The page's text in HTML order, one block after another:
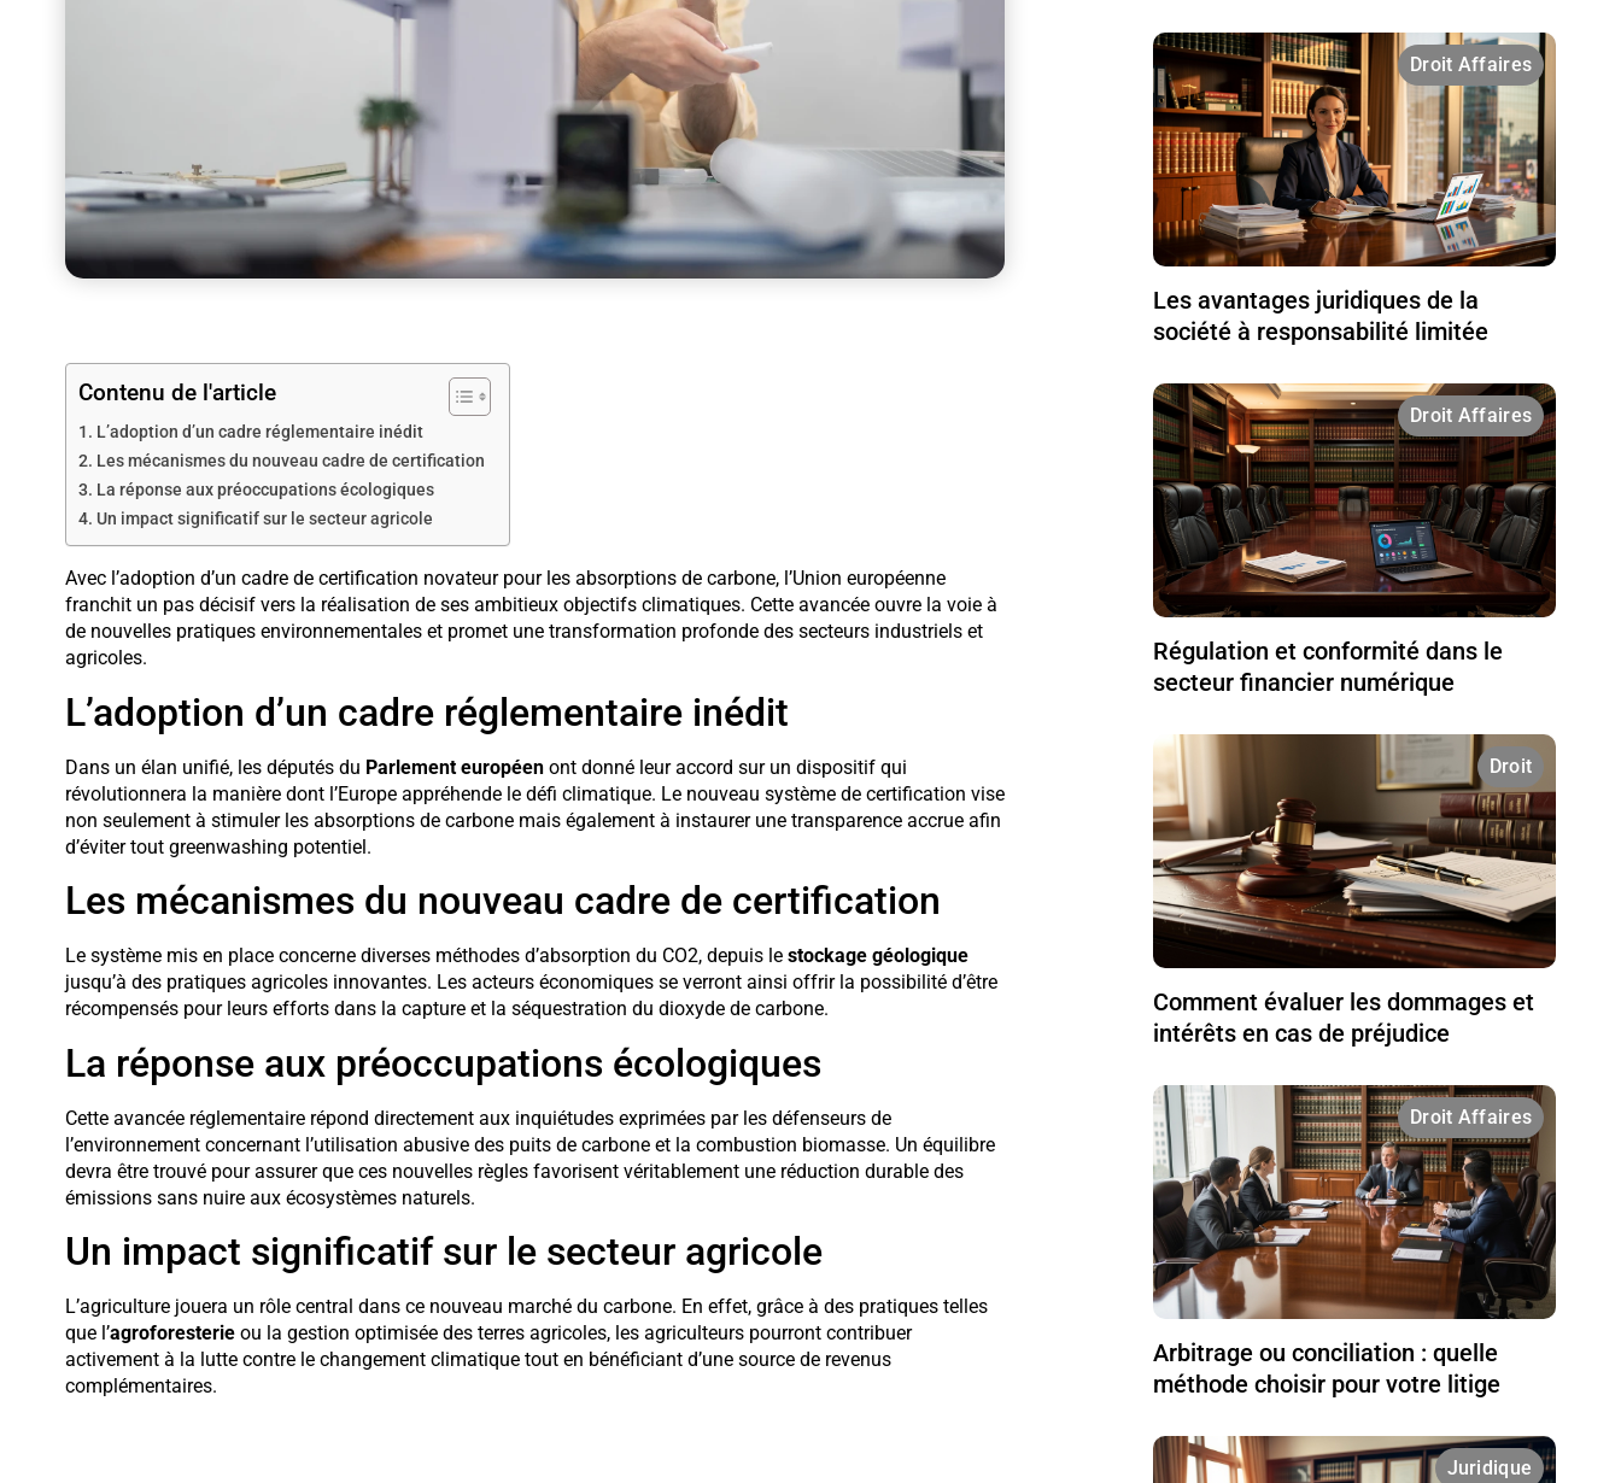
Contenu de l'article
L’adoption d’un cadre réglementaire inédit
Les mécanismes du nouveau cadre de certification
La réponse aux préoccupations écologiques
Un impact significatif sur le secteur agricole
Avec l’adoption d’un cadre de certification novateur pour les absorptions de carbone, l’Union européenne
franchit un pas décisif vers la réalisation de ses ambitieux objectifs climatiques. Cette avancée ouvre la voie à
de nouvelles pratiques environnementales et promet une transformation profonde des secteurs industriels et
agricoles.
L’adoption d’un cadre réglementaire inédit
Dans un élan unifié, les députés du Parlement européenont donné leur accord sur un dispositif qui
révolutionnera la manière dont l’Europe appréhende le défi climatique. Le nouveau système de certification vise
non seulement à stimuler les absorptions de carbone mais également à instaurer une transparence accrue afin
d’éviter tout greenwashing potentiel.
Les mécanismes du nouveau cadre de certification
Le système mis en place concerne diverses méthodes d’absorption du CO2, depuis le stockage géologique
jusqu’à des pratiques agricoles innovantes. Les acteurs économiques se verront ainsi offrir la possibilité d’être
récompensés pour leurs efforts dans la capture et la séquestration du dioxyde de carbone.
La réponse aux préoccupations écologiques
Cette avancée réglementaire répond directement aux inquiétudes exprimées par les défenseurs de
l’environnement concernant l’utilisation abusive des puits de carbone et la combustion biomasse. Un équilibre
devra être trouvé pour assurer que ces nouvelles règles favorisent véritablement une réduction durable des
émissions sans nuire aux écosystèmes naturels.
Un impact significatif sur le secteur agricole
L’agriculture jouera un rôle central dans ce nouveau marché du carbone. En effet, grâce à des pratiques telles
que l’agroforesterieou la gestion optimisée des terres agricoles, les agriculteurs pourront contribuer
activement à la lutte contre le changement climatique tout en bénéficiant d’une source de revenus
complémentaires.
Droit Affaires
Les avantages juridiques de la
société à responsabilité limitée
Droit Affaires
Régulation et conformité dans le
secteur financier numérique
Droit
Comment évaluer les dommages et
intérêts en cas de préjudice
Droit Affaires
Arbitrage ou conciliation : quelle
méthode choisir pour votre litige
Juridique